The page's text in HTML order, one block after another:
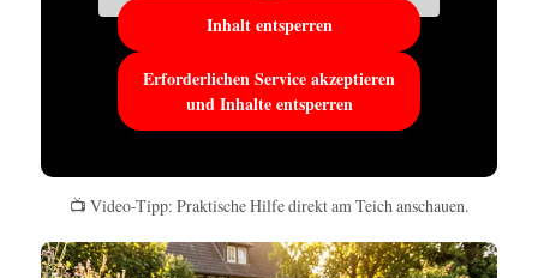
Inhalt entsperren
Erforderlichen Service akzeptieren
und Inhalte entsperren
📺 Video-Tipp: Praktische Hilfe direkt am Teich anschauen.